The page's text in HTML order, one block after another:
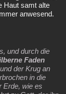
Haut samt alte
anwesend.
und durch die
Faden
der Krug an
in die
Erde, wie es